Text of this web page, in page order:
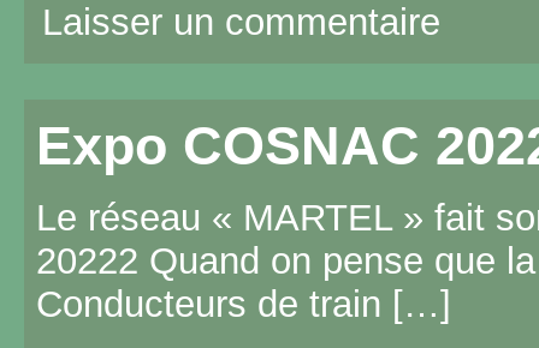
Laisser un commentaire
Expo COSNAC
Le réseau « MARTEL » fait
20222 Quand on pense que
Conducteurs de train […]